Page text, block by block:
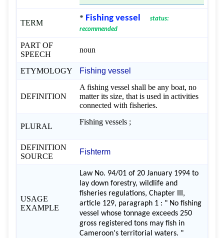
TERM
* Fishing vessel
status:
recommended
PART OF
SPEECH
noun
ETYMOLOGY Fishing vessel
DEFINITION
A fishing vessel shall be any boat, no
matter its size, that is used in activities
connected with fisheries.
PLURAL
Fishing vessels ;
DEFINITION
SOURCE
Fishterm
USAGE
EXAMPLE
Law No. 94/01 of 20 January 1994 to
lay down forestry, wildlife and
fisheries regulations, Chapter III,
article 129, paragraph 1 : " No fishing
vessel whose tonnage exceeds 250
gross registered tons may fish in
Cameroon's territorial waters. "